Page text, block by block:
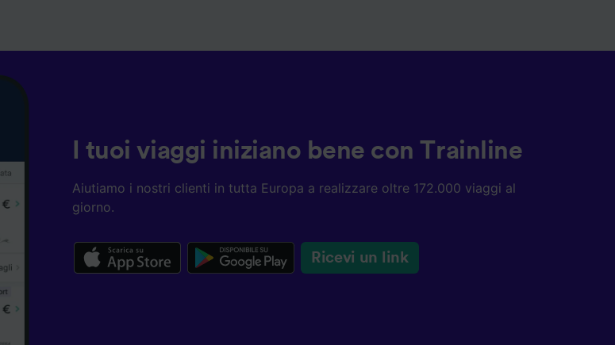
I tuoi viaggi iniziano bene con Trainline
Aiutiamo i nostri clienti in tutta Europa a realizzare oltre 172.000 viaggi al
giorno.
Ricevi un link